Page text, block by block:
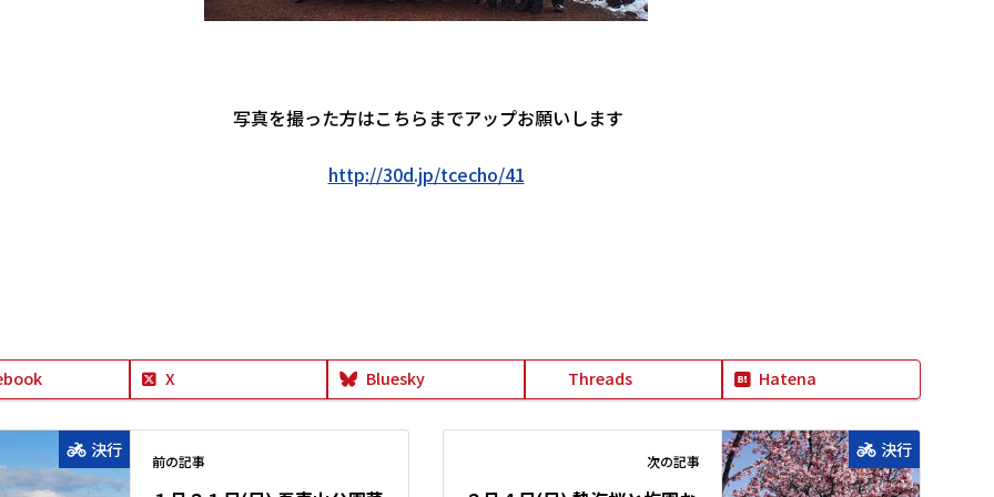
写真を撮った方はこちらまでアップお願いします
http://30d.jp/tcecho/41
X Bluesky Threads Hatena
決行
前の記事
決行
次の記事